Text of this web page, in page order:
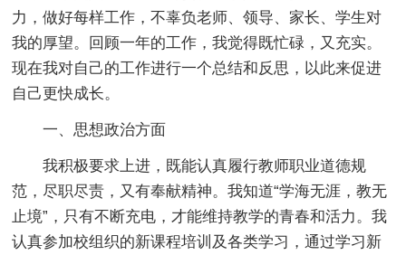
力，做好每样工作，不辜负老师、领导、家长、学生对
我的厚望。回顾一年的工作，我觉得既忙碌，又充实。
现在我对自己的工作进行一个总结和反思，以此来促进
自己更快成长。
一、思想政治方面
我积极要求上进，既能认真履行教师职业道德规
范，尽职尽责，又有奉献精神。我知道“学海无涯，教无
止境”，只有不断充电，才能维持教学的青春和活力。我
认真参加校组织的新课程培训及各类学习，通过学习新